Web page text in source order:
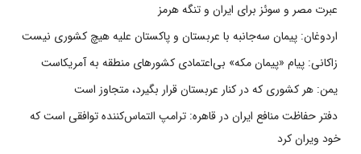
عبرت مصر و سوئز برای ایران و تنگه هرمز
اردوغان: پیمان سه‌جانبه با عربستان و پاکستان علیه هیچ کشوری نیست
زاکانی: پیام «پیمان مکه» بی‌اعتمادی کشورهای منطقه به آمریکاست
یمن: هر کشوری که در کنار عربستان قرار بگیرد، متجاوز است
دفتر حفاظت منافع ایران در قاهره: ترامپ التماس‌کننده توافقی است که
خود ویران کرد